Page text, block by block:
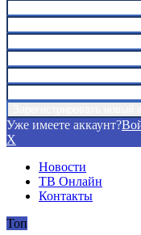
Уже имеете аккаунт?
X
Новости
ТВ Онлайн
Контакты
Топ